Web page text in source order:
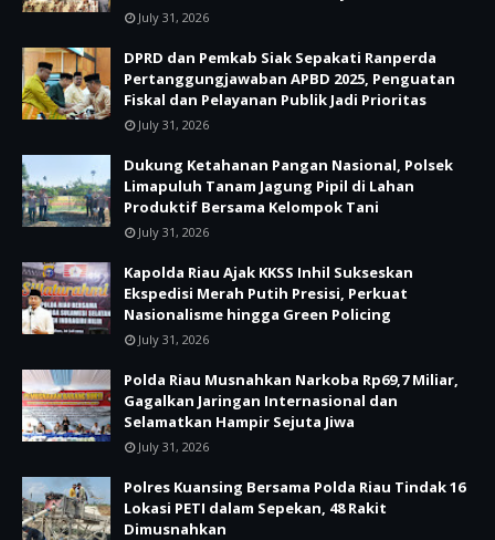
July 31, 2026
DPRD dan Pemkab Siak Sepakati Ranperda
Pertanggungjawaban APBD 2025, Penguatan
Fiskal dan Pelayanan Publik Jadi Prioritas
July 31, 2026
Dukung Ketahanan Pangan Nasional, Polsek
Limapuluh Tanam Jagung Pipil di Lahan
Produktif Bersama Kelompok Tani
July 31, 2026
Kapolda Riau Ajak KKSS Inhil Sukseskan
Ekspedisi Merah Putih Presisi, Perkuat
Nasionalisme hingga Green Policing
July 31, 2026
Polda Riau Musnahkan Narkoba Rp69,7 Miliar,
Gagalkan Jaringan Internasional dan
Selamatkan Hampir Sejuta Jiwa
July 31, 2026
Polres Kuansing Bersama Polda Riau Tindak 16
Lokasi PETI dalam Sepekan, 48 Rakit
Dimusnahkan